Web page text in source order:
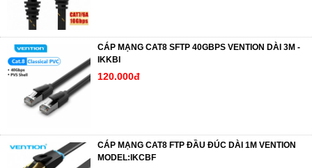
CÁP MẠNG CAT8 SFTP 40GBPS VENTION DÀI 3M -
IKKBI
120.000đ
CÁP MẠNG CAT8 FTP ĐẦU ĐÚC DÀI 1M VENTION
MODEL:IKCBF